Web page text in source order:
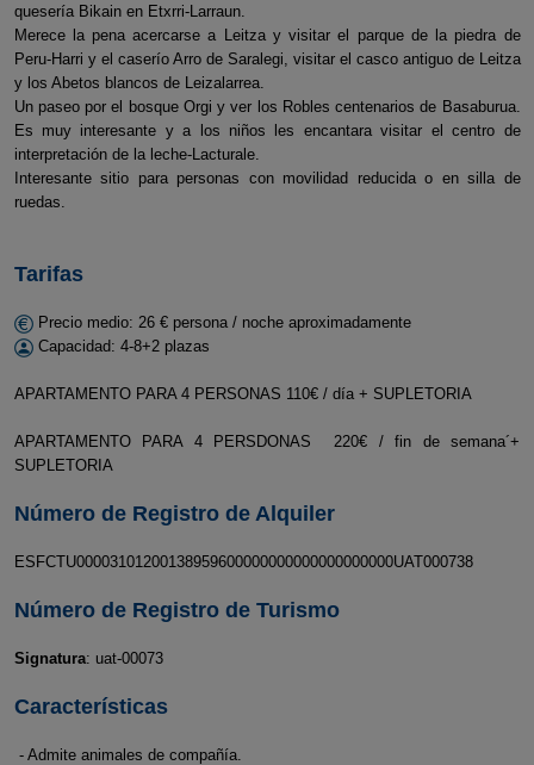
quesería Bikain en Etxrri-Larraun.
Merece la pena acercarse a Leitza y visitar el parque de la piedra de
Peru-Harri y el caserío Arro de Saralegi, visitar el casco antiguo de Leitza
y los Abetos blancos de Leizalarrea.
Un paseo por el bosque Orgi y ver los Robles centenarios de Basaburua.
Es muy interesante y a los niños les encantara visitar el centro de
interpretación de la leche-Lacturale.
Interesante sitio para personas con movilidad reducida o en silla de
ruedas.
Tarifas
Precio medio: 26 € persona / noche aproximadamente
Capacidad: 4-8+2 plazas
APARTAMENTO PARA 4 PERSONAS 110€ / día + SUPLETORIA
APARTAMENTO PARA 4 PERSDONAS 220€ / fin de semana´+
SUPLETORIA
Número de Registro de Alquiler
ESFCTU00003101200138959600000000000000000000UAT000738
Número de Registro de Turismo
Signatura: uat-00073
Características
- Admite animales de compañía.